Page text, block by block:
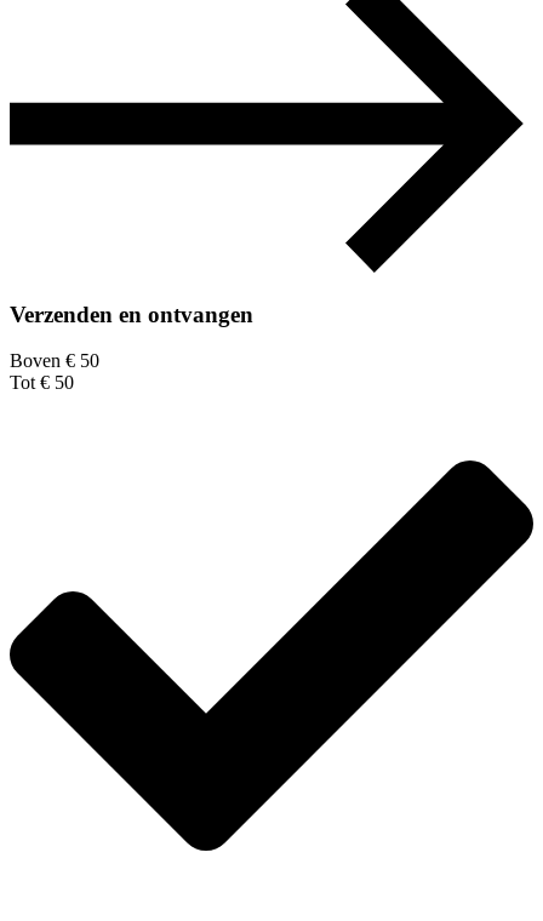
Verzenden en ontvangen
Boven € 50
Tot € 50